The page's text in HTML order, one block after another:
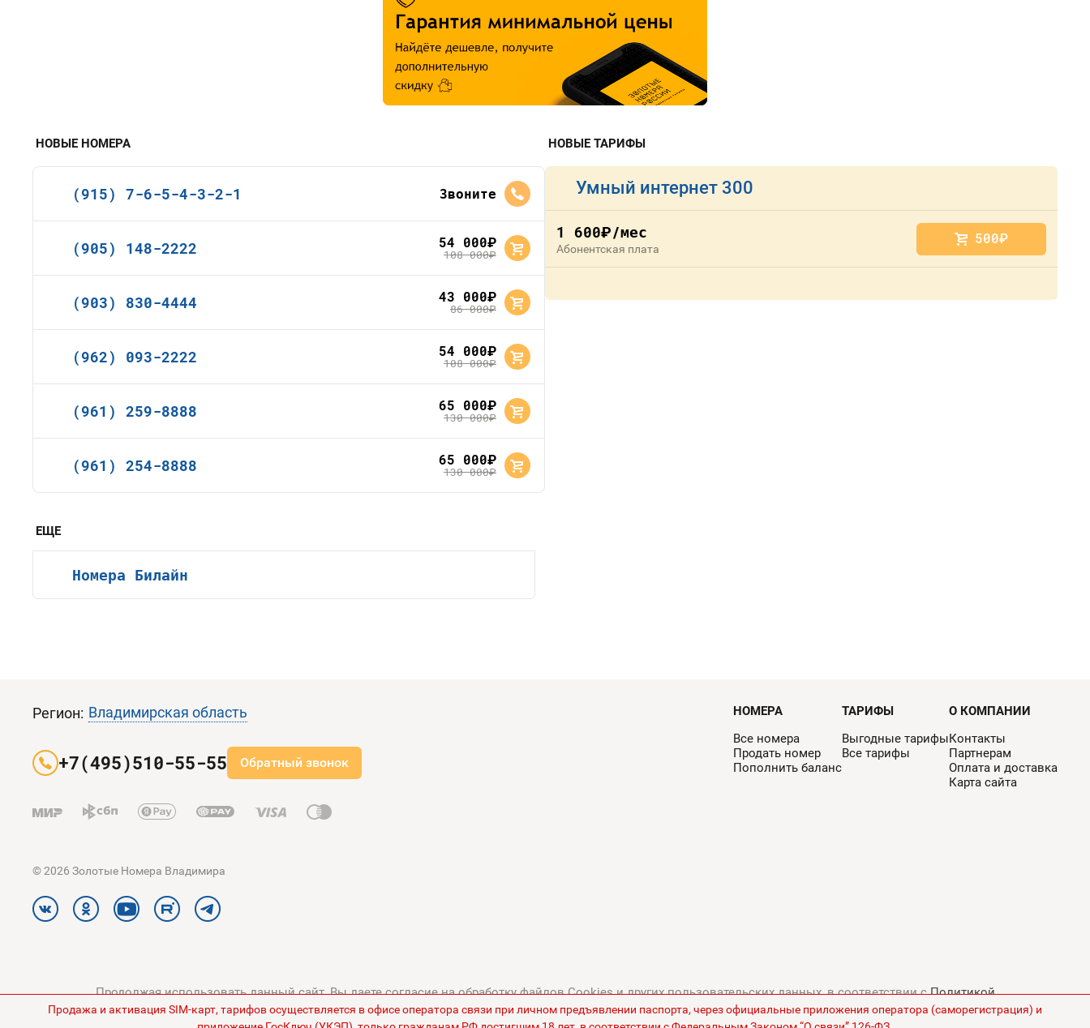
НОВЫЕ НОМЕРА
(915) 7-6-5-4-3-2-1 Звоните
(905) 148-2222 54 000руб.
108 000руб.
(903) 830-4444 43 000руб.
86 000руб.
(962) 093-2222 54 000руб.
108 000руб.
(961) 259-8888 65 000руб.
130 000руб.
(961) 254-8888 65 000руб.
130 000руб.
НОВЫЕ ТАРИФЫ
Умный интернет 300
1 600руб./мес
Абонентская плата
500руб.
ЕЩЕ
Номера Билайн
НОМЕРА
Все номера
Продать номер
Пополнить баланс
ТАРИФЫ
Выгодные тарифы
Все тарифы
О КОМПАНИИ
Контакты
Партнерам
Оплата и доставка
Карта сайта
Регион: Владимирская область
+7(495)510-55-55 Обратный звонок
© 2026 Золотые Номера Владимира
Продолжая использовать данный сайт, Вы даете согласие на обработку файлов Cookies и других пользовательских данных, в соответствии сПолитикой
конфиденциальностииПолитикой в отношении обработки персональных данных.Все цены на сайте указаны без НДС.
Продажа и активация SIM-карт, тарифов осуществляется в офисе оператора связи при личном предъявлении паспорта, через официальные приложения оператора (саморегистрация) и